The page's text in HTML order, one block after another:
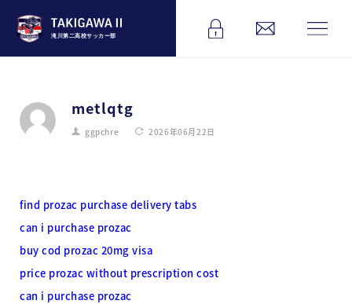
滝川第二高校サッカー部
metlqtg
ggpchre 2026年06月22日
find prozac purchase delivery tabs
can i purchase prozac
buy cod prozac 20mg visa
price prozac without prescription cost
can i purchase prozac